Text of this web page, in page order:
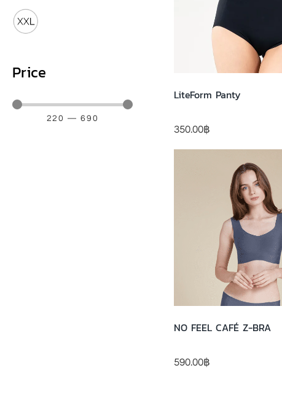
Price
220 —690
LiteForm Panty
350.00฿
NO FEEL CAFÉ Z-BRA
590.00฿